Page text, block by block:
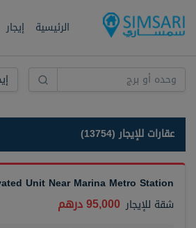
الرئيسية إيجار
عقارات للإيجار (13754)
Unit Near Marina Metro Station
شقة للإيجار 95,000 درهم